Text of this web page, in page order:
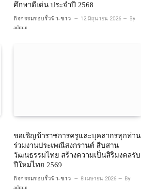
ศึกษาดีเด่น ประจำปี 2568
กิจกรรมรอบรั้วฟ้า-ขาว 12 มิถุนายน 2026 By
admin
ขอเชิญข้าราชการครูและบุคลากรทุกท่าน
ร่วมงานประเพณีสงกรานต์ สืบสาน
วัฒนธรรมไทย สร้างความเป็นสิริมงคลรับ
ปีใหม่ไทย 2569
กิจกรรมรอบรั้วฟ้า-ขาว 8 เมษายน 2026 By
admin